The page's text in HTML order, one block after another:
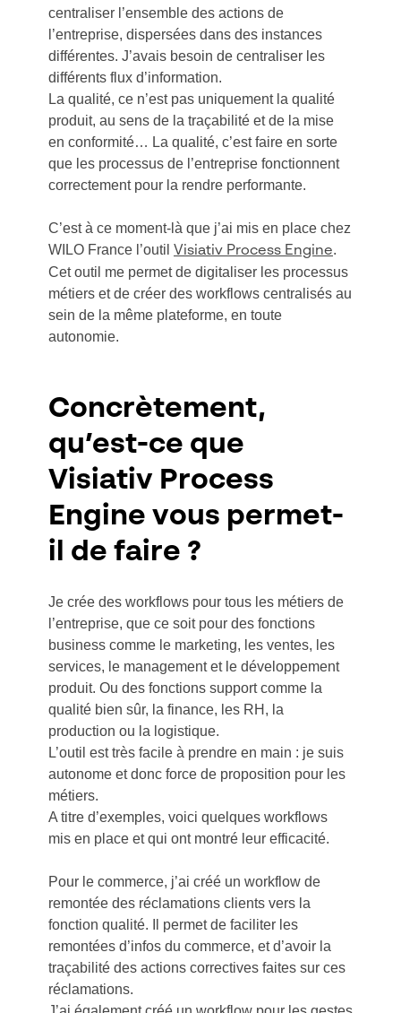
centraliser l’ensemble des actions de
l’entreprise, dispersées dans des instances
différentes. J’avais besoin de centraliser les
différents flux d’information.
La qualité, ce n’est pas uniquement la qualité
produit, au sens de la traçabilité et de la mise
en conformité… La qualité, c’est faire en sorte
que les processus de l’entreprise fonctionnent
correctement pour la rendre performante.
C’est à ce moment-là que j’ai mis en place chez
WILO France l’outil Visiativ Process Engine.
Cet outil me permet de digitaliser les processus
métiers et de créer des workflows centralisés au
sein de la même plateforme, en toute
autonomie.
Concrètement,
qu’est-ce que
Visiativ Process
Engine vous permet-
il de faire ?
Je crée des workflows pour tous les métiers de
l’entreprise, que ce soit pour des fonctions
business comme le marketing, les ventes, les
services, le management et le développement
produit. Ou des fonctions support comme la
qualité bien sûr, la finance, les RH, la
production ou la logistique.
L’outil est très facile à prendre en main : je suis
autonome et donc force de proposition pour les
métiers.
A titre d’exemples, voici quelques workflows
mis en place et qui ont montré leur efficacité.
Pour le commerce, j’ai créé un workflow de
remontée des réclamations clients vers la
fonction qualité. Il permet de faciliter les
remontées d’infos du commerce, et d’avoir la
traçabilité des actions correctives faites sur ces
réclamations.